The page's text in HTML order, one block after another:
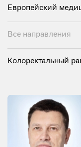
Европейский
Все направления
Колоректальный